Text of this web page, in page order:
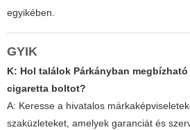
egyikében.
GYIK
K: Hol találok Párkányban megbízható
cigaretta boltot?
A: Keresse a hivatalos
szaküzleteket, amelyek garanciát és